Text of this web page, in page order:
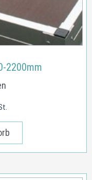
2200mm